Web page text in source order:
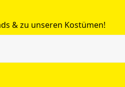
& zu unseren Kostümen!